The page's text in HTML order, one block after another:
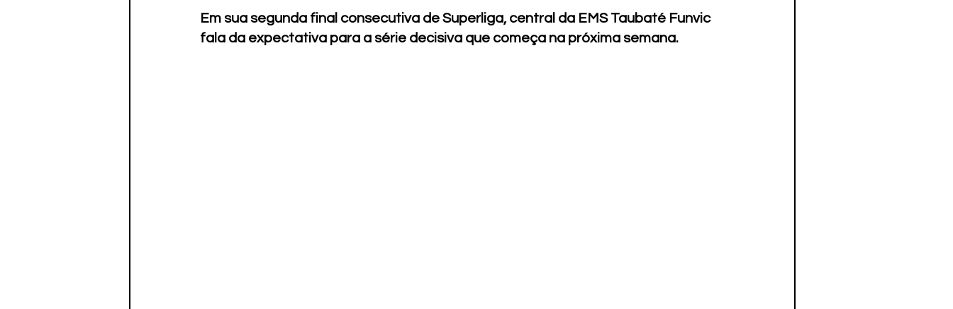
Em sua segunda final consecutiva de Superliga, central da EMS Taubaté Funvic
fala da expectativa para a série decisiva que começa na próxima semana.